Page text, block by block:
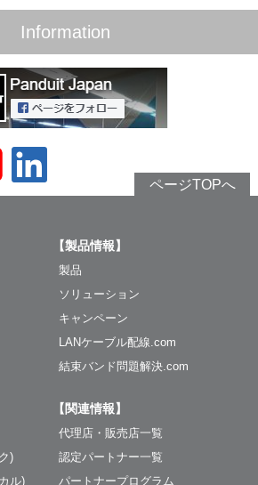
Information
ページTOPへ
【製品情報】
製品
ソリューション
キャンペーン
LANケーブル配線.com
結束バンド問題解決.com
)
ル)
【関連情報】
代理店・販売店一覧
認定パートナー一覧
パートナープログラム